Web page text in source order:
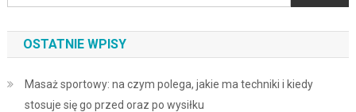
OSTATNIE WPISY
Masaż sportowy: na czym polega, jakie ma techniki i kiedy
stosuje się go przed oraz po wysiłku